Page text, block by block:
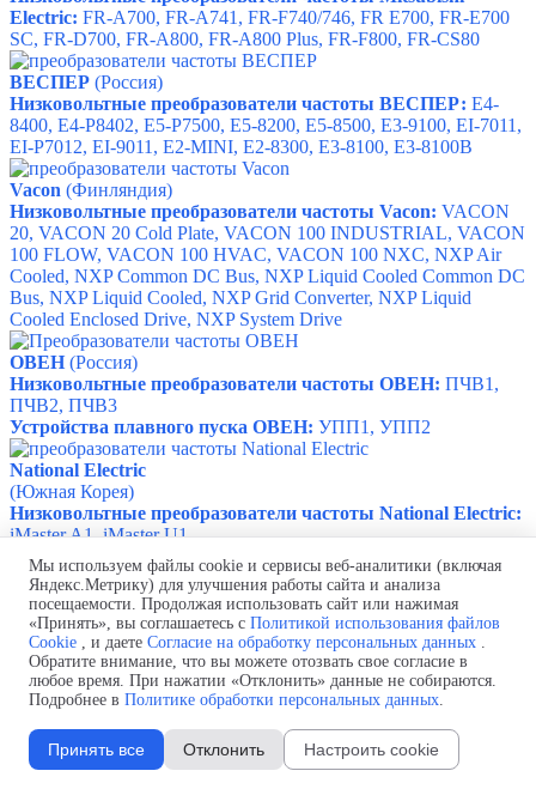
Electric: FR-А700, FR-А741, FR-F740/746, FR E700, FR-E700
SC, FR-D700, FR-A800, FR-A800 Plus, FR-F800, FR-CS80
ВЕСПЕР (Россия)
Низковольтные преобразователи частоты ВЕСПЕР: E4-
8400, E4-P8402, E5-P7500, E5-8200, E5-8500, E3-9100, EI-7011 ,
EI-P7012, EI-9011 , E2-MINI, E2-8300, E3-8100, E3-8100B
Vacon (Финляндия)
Низковольтные преобразователи частоты Vacon: VACON
20, VACON 20 Cold Plate, VACON 100 INDUSTRIAL, VACON
100 FLOW, VACON 100 HVAC, VACON 100 NXC, NXP Air
Cooled, NXP Common DC Bus, NXP Liquid Cooled Common DC
Bus, NXP Liquid Cooled, NXP Grid Converter, NXP Liquid
Cooled Enclosed Drive, NXP System Drive
ОВЕН (Россия)
Низковольтные преобразователи частоты ОВЕН: ПЧВ1,
ПЧВ2, ПЧВ3
Устройства плавного пуска ОВЕН: УПП1, УПП2
National Electric
(Южная Корея)
Низковольтные преобразователи частоты National Electric:
iMaster A1, iMaster U1
Производство и поставка шинных мостов.
Проект бесплатно! Быстро и всрок!Монтаж "под ключ"!
Телефон:
+7 (843) 250-44-56
Почта: Shm@selectprom.ru
Политика обработки персональных данных
Согласие на обработку персональных данных
Политика использования файлов cookie
Изменить настройки cookie
Назад к содержимому
Мы используем файлы cookie и сервисы веб-аналитики (включая
Яндекс.Метрику) для улучшения работы сайта и анализа
посещаемости. Продолжая использовать сайт или нажимая
«Принять», вы соглашаетесь с Политикой использования файлов
Cookie , и даете Согласие на обработку персональных данных .
Обратите внимание, что вы можете отозвать свое согласие в
любое время. При нажатии «Отклонить» данные не собираются.
Подробнее в Политике обработки персональных данных.
Принять все Отклонить Настроить cookie